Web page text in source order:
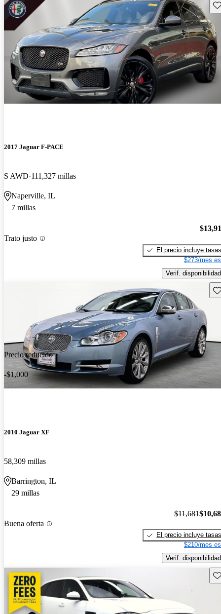
2017 Jaguar F-PACE
S AWD 111,327 millas
Naperville, IL
7 millas
Trato justo
El precio incluye tasas
$273/mes
Verif. disponibilidad
Precio reducido
-$1,000
2010 Jaguar XF
58,309 millas
Barrington, IL
29 millas
Buena oferta
$11,681
El precio incluye tasas
$210/mes
Verif. disponibilidad